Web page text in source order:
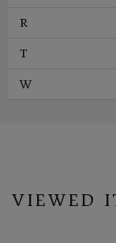
R
T
W
VIEWED